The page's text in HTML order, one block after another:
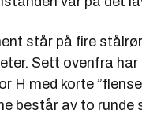
står på fire
Sett ovenfra
H med korte
består av to runde